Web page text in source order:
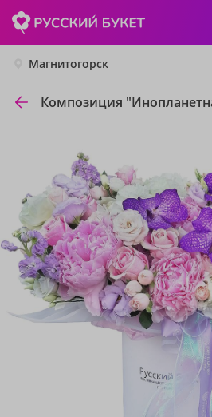
Магнитогорск
Композиция